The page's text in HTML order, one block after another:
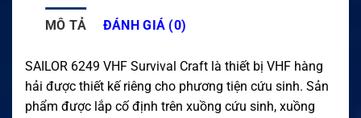
MÔ TẢ ĐÁNH GIÁ (0)
SAILOR 6249 VHF Survival Craft là thiết bị VHF hàng
hải được thiết kế riêng cho phương tiện cứu sinh. Sản
phẩm được lắp cố định trên xuồng cứu sinh, xuồng